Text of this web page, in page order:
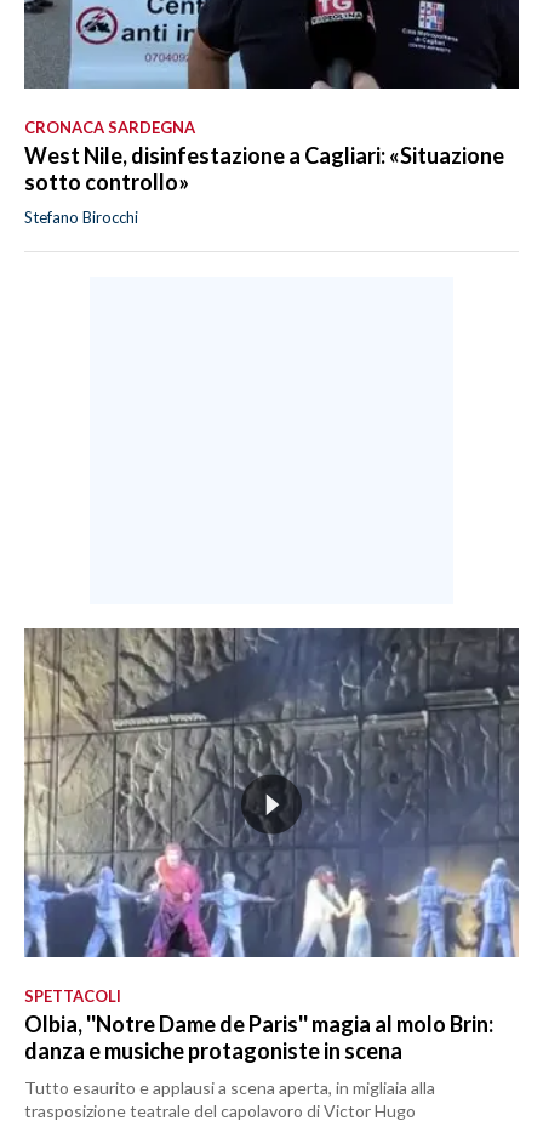
CRONACA SARDEGNA
West Nile, disinfestazione a Cagliari: «Situazione
sotto controllo»
Stefano Birocchi
SPETTACOLI
Olbia, ''Notre Dame de Paris'' magia al molo Brin:
danza e musiche protagoniste in scena
Tutto esaurito e applausi a scena aperta, in migliaia alla
trasposizione teatrale del capolavoro di Victor Hugo